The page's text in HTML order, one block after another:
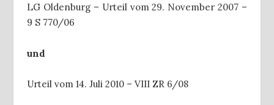
LG Oldenburg – Urteil vom 29. November 2007 –
9 S 770/06
und
Urteil vom 14. Juli 2010 – VIII ZR 6/08